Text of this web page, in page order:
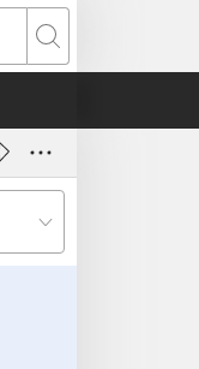
ရှာဖွေ
ပါ